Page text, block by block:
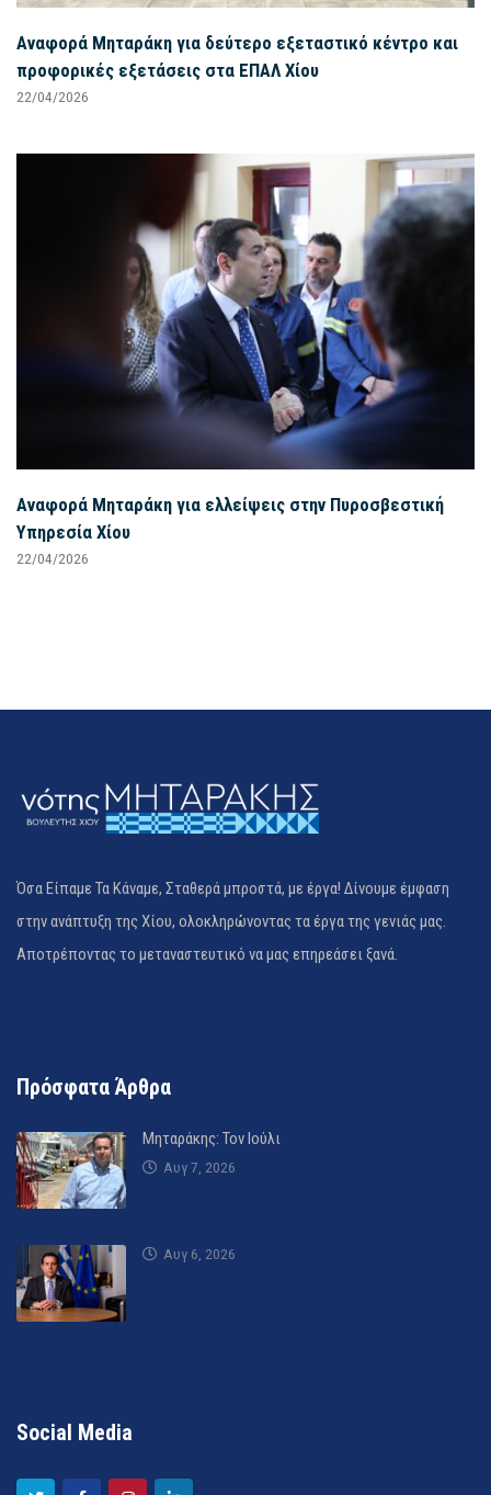
Αναφορά Μηταράκη για δεύτερο εξεταστικό κέντρο και
προφορικές εξετάσεις στα ΕΠΑΛ Χίου
22/04/2026
Αναφορά Μηταράκη για ελλείψεις στην Πυροσβεστική
Υπηρεσία Χίου
22/04/2026
Όσα Είπαμε Τα Κάναμε, Σταθερά μπροστά, με έργα! Δίνουμε έμφαση
στην ανάπτυξη της Χίου, ολοκληρώνοντας τα έργα της γενιάς μας.
Αποτρέποντας το μεταναστευτικό να μας επηρεάσει ξανά.
Πρόσφατα Άρθρα
Μηταράκης: Τον Ιούλι
Αυγ 7, 2026
Αυγ 6, 2026
Social Media